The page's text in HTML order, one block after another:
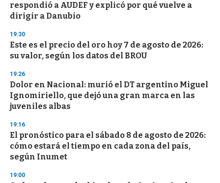
respondió a AUDEF y explicó por qué vuelve a
dirigir a Danubio
19:30
Este es el precio del oro hoy 7 de agosto de 2026:
su valor, según los datos del BROU
19:26
Dolor en Nacional: murió el DT argentino Miguel
Ignomiriello, que dejó una gran marca en las
juveniles albas
19:16
El pronóstico para el sábado 8 de agosto de 2026:
cómo estará el tiempo en cada zona del país,
según Inumet
19:00